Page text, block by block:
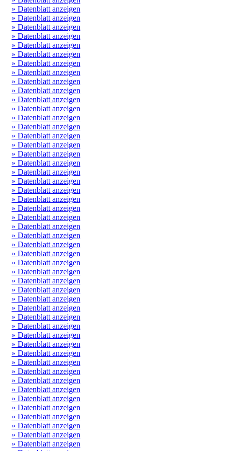
» Datenblatt anzeigen
» Datenblatt anzeigen
» Datenblatt anzeigen
» Datenblatt anzeigen
» Datenblatt anzeigen
» Datenblatt anzeigen
» Datenblatt anzeigen
» Datenblatt anzeigen
» Datenblatt anzeigen
» Datenblatt anzeigen
» Datenblatt anzeigen
» Datenblatt anzeigen
» Datenblatt anzeigen
» Datenblatt anzeigen
» Datenblatt anzeigen
» Datenblatt anzeigen
» Datenblatt anzeigen
» Datenblatt anzeigen
» Datenblatt anzeigen
» Datenblatt anzeigen
» Datenblatt anzeigen
» Datenblatt anzeigen
» Datenblatt anzeigen
» Datenblatt anzeigen
» Datenblatt anzeigen
» Datenblatt anzeigen
» Datenblatt anzeigen
» Datenblatt anzeigen
» Datenblatt anzeigen
» Datenblatt anzeigen
» Datenblatt anzeigen
» Datenblatt anzeigen
» Datenblatt anzeigen
» Datenblatt anzeigen
» Datenblatt anzeigen
» Datenblatt anzeigen
» Datenblatt anzeigen
» Datenblatt anzeigen
» Datenblatt anzeigen
» Datenblatt anzeigen
» Datenblatt anzeigen
» Datenblatt anzeigen
» Datenblatt anzeigen
» Datenblatt anzeigen
» Datenblatt anzeigen
» Datenblatt anzeigen
» Datenblatt anzeigen
» Datenblatt anzeigen
» Datenblatt anzeigen